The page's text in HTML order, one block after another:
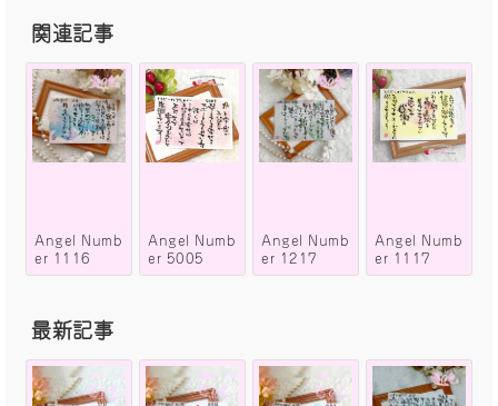
関連記事
Angel Numb
er 1116
Angel Numb
er 5005
Angel Numb
er 1217
Angel Numb
er 1117
最新記事